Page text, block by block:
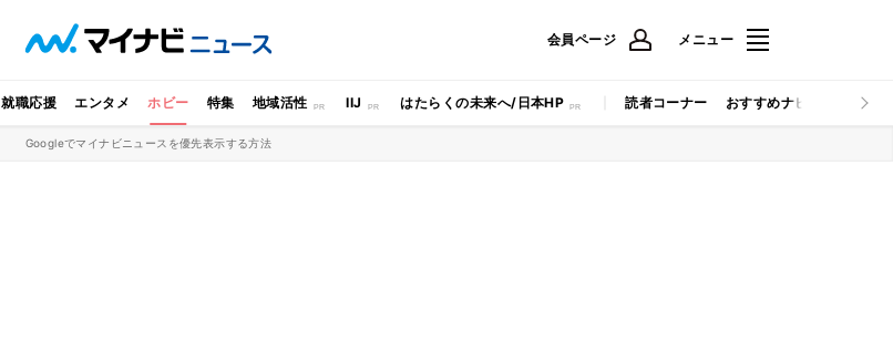
会員ページ メニュー
就職応援 エンタメ ホビー 特集 地域活性 IIJ はたらくの未来へ/日本HP 読者コーナー おすすめナビ マイナビ
Googleでマイナビニュースを優先表示する方法